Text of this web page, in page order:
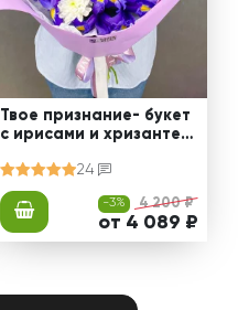
Твое признание- букет
с ирисами и хризантем
24
-3% 4 200 ₽
от 4 089 ₽